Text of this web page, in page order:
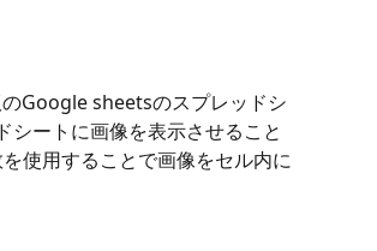
Google sheetsのスプレッドシ
シートに画像を表示させること
使用することで画像をセル内に